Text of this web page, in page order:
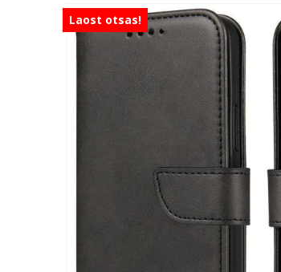
Laost otsas!